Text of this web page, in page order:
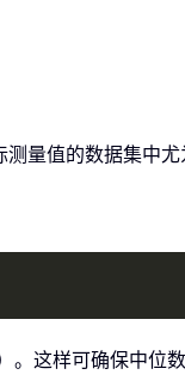
量值的数据集中尤
。这样可确保中位